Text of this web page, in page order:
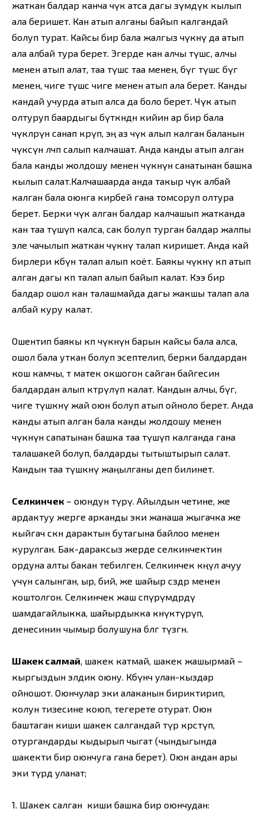
жаткан балдар канча чүкө атса дагы өзүмдүк кылып
ала беришет. Кан атып алганы байып калгандай
болуп турат. Кайсы бир бала жалгыз чүкөнү да атып
ала албай тура берет. Эгерде кан алчы түшсө, алчы
менен атып алат, таа түшсө таа менен, бүгө түшсө бүгө
менен, чиге түшсө чиге менен атып ала берет. Канды
кандай учурда атып алса да боло бе­рет. Чүкө атып
олтуруп баардыгы бүткөндөн кийин ар бир бала
чүкөлөрүн санап көрүп, эң аз чүкө алып калган баланын
чүкөсүнө өлчөп салып калчашат. Анда канды атып алган
бала канды жолдошу менен чүкөнүн санатынан баш­ка
кылып салат.Калчашаарда анда такыр чүкө албай
калган бала оюнга кирбей гана томсоруп олтура
берет. Берки чүкө алган балдар калчашып жатканда
кан таа түшүп калса, сак болуп турган балдар жалпы
эле чачылып жаткан чүкөнү талап киришет. Анда кай
бирлери көбүн талап алып коёт. Баякы чүкөнү көп атып
алган дагы көп талап алып байып калат. Кээ бир
балдар ошол кан талашмайда дагы жакшы талап ала
албай куру калат.
Ошентип баякы көп чүкөнүн барын кайсы бала алса,
ошол бала уткан болуп эсептелип, берки балдардан
кош камчы, төө матек окшогон сайган байгесин
балдардан алып көтөрүлүп калат. Кандын алчы, бүгө,
чиге түшкөнү жай оюн болуп атып ойноло берет. Анда
канды атып алган бала кан­ды жолдошу менен
чүкөнүн сапатынан башка таа түшүп калганда гана
талашакей болуп, балдарды тытыштырып са­лат.
Кандын таа түшкөнү жаңылганы деп билинет.
Селкинчек – оюндун түрү. Айылдын четине, же
ардактуу жерге арканды эки жанаша жыгачка же
кыйгач өскөн дарактын бутагына байлоо менен
курулган. Бак-дараксыз жерде селкинчектин
ордуна алты бакан тебилген. Селкинчек көңүл ачуу
үчүн салынган, ыр, бий, же шайыр сөздөр менен
коштолгон. Селкинчек жаш өспүрүмдөрдү
шамдагайлыкка, шайырдыкка көнүктүрүп,
денесинин чымыр болушуна өбөлгө түзгөн.
Шакек салмай, шакек катмай, шакек жашырмай –
кыргыздын элдик оюну. Көбүнчө улан-кыздар
ойношот. Оюнчулар эки алаканын бириктирип,
колун тизесине коюп, тегерете отурат. Оюн
баштаган киши шакек салгандай түр көрсөтүп,
отургандарды кыдырып чыгат (чындыгында
шакекти бир оюнчуга гана берет). Оюн андан ары
эки түрдө уланат;
1. Шакек салган киши башка бир оюнчудан: